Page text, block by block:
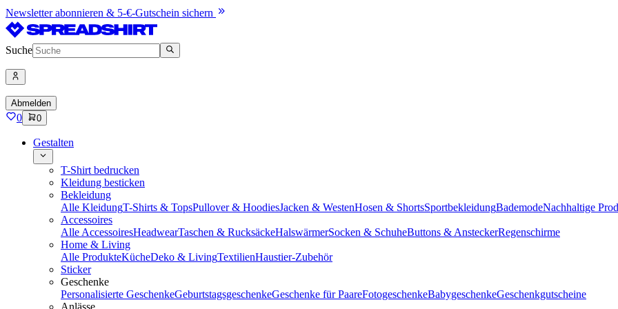
Newsletter abonnieren & 5-€-Gutschein sichern
Suche
Abmelden
0 0
Gestalten
T-Shirt bedrucken
Kleidung besticken
Bekleidung
Alle KleidungT-Shirts & TopsPullover & HoodiesJacken & WestenHosen & ShortsSportbekleidungBademodeNachhaltige
Accessoires
Alle AccessoiresHeadwearTaschen & RucksäckeHalswärmerSocken & SchuheButtons & AnsteckerRegenschirme
Home & Living
Alle ProdukteKücheDeko & LivingTextilienHaustier-Zubehör
Sticker
Geschenke
Personalisierte GeschenkeGeburtstagsgeschenkeGeschenke für PaareFotogeschenkeBabygeschenkeGeschenkgutscheine